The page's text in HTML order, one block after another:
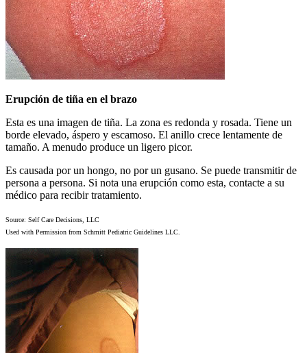
Erupción de tiña en el brazo
Esta es una imagen de tiña. La zona es redonda y rosada. Tiene un
borde elevado, áspero y escamoso. El anillo crece lentamente de
tamaño. A menudo produce un ligero picor.
Es causada por un hongo, no por un gusano. Se puede transmitir de
persona a persona. Si nota una erupción como esta, contacte a su
médico para recibir tratamiento.
Source: Self Care Decisions, LLC
Used with Permission from Schmitt Pediatric Guidelines LLC.